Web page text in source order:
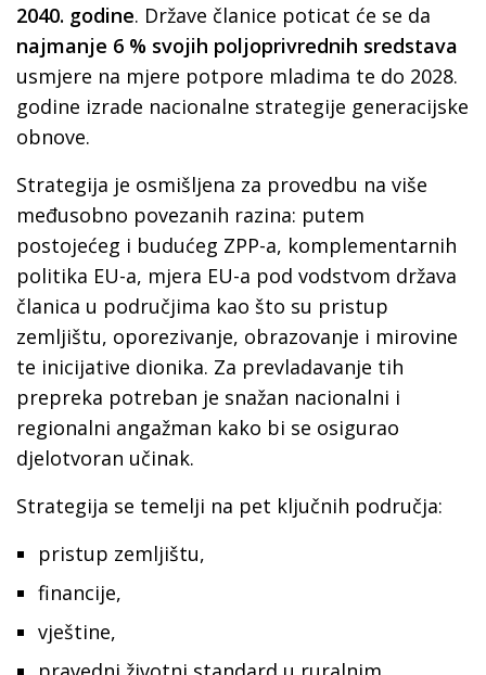
2040. godine. Države članice poticat će se da
najmanje 6 % svojih poljoprivrednih sredstava
usmjere na mjere potpore mladima te do 2028.
godine izrade nacionalne strategije generacijske
obnove.
Strategija je osmišljena za provedbu na više
međusobno povezanih razina: putem
postojećeg i budućeg ZPP-a, komplementarnih
politika EU-a, mjera EU-a pod vodstvom država
članica u područjima kao što su pristup
zemljištu, oporezivanje, obrazovanje i mirovine
te inicijative dionika. Za prevladavanje tih
prepreka potreban je snažan nacionalni i
regionalni angažman kako bi se osigurao
djelotvoran učinak.
Strategija se temelji na pet ključnih područja:
pristup zemljištu,
financije,
vještine,